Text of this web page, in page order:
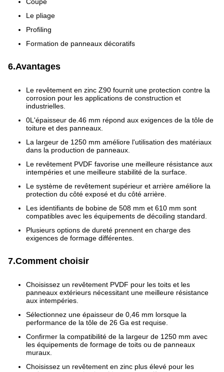
Le pliage
Profiling
Formation de panneaux décoratifs
6.Avantages
Le revêtement en zinc Z90 fournit une protection contre la
corrosion pour les applications de construction et
industrielles.
0L'épaisseur de.46 mm répond aux exigences de la tôle de
toiture et des panneaux.
La largeur de 1250 mm améliore l'utilisation des matériaux
dans la production de panneaux.
Le revêtement PVDF favorise une meilleure résistance aux
intempéries et une meilleure stabilité de la surface.
Le système de revêtement supérieur et arrière améliore la
protection du côté exposé et du côté arrière.
Les identifiants de bobine de 508 mm et 610 mm sont
compatibles avec les équipements de décoiling standard.
Plusieurs options de dureté prennent en charge des
exigences de formage différentes.
7.Comment choisir
Choisissez un revêtement PVDF pour les toits et les
panneaux extérieurs nécessitant une meilleure résistance
aux intempéries.
Sélectionnez une épaisseur de 0,46 mm lorsque la
performance de la tôle de 26 Ga est requise.
Confirmer la compatibilité de la largeur de 1250 mm avec
les équipements de formage de toits ou de panneaux
muraux.
Choisissez un revêtement en zinc plus élevé pour les